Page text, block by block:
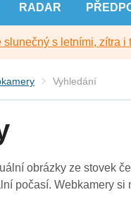
RADAR
slunečný s letními, zítra i
Vyhledání
obrázky ze stovek
počasí. Webkamery si